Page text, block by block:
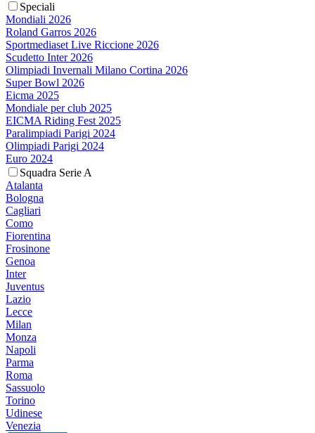
Speciali
Mondiali 2026
Roland Garros 2026
Sportmediaset Live Riccione 2026
Scudetto Inter 2026
Olimpiadi Invernali Milano Cortina 2026
Super Bowl 2026
Eicma 2025
Mondiale per club 2025
EICMA Riding Fest 2025
Paralimpiadi Parigi 2024
Olimpiadi Parigi 2024
Euro 2024
Squadra Serie A
Atalanta
Bologna
Cagliari
Como
Fiorentina
Frosinone
Genoa
Inter
Juventus
Lazio
Lecce
Milan
Monza
Napoli
Parma
Roma
Sassuolo
Torino
Udinese
Venezia